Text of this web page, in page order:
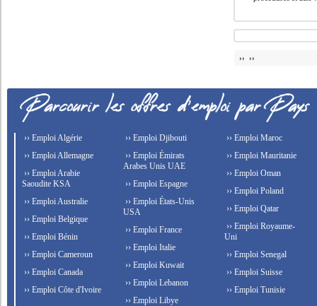
›› ››
›› Emploi Algérie
›› Emploi Allemagne
›› Emploi Arabie
Saoudite KSA
›› Emploi Australie
›› Emploi Belgique
›› Emploi Bénin
›› Emploi Cameroun
›› Emploi Canada
›› Emploi Côte d'Ivoire
›› Emploi Djibouti
›› Emploi Émirats
Arabes Unis UAE
›› Emploi Espagne
›› Emploi États-Unis
USA
›› Emploi France
›› Emploi Italie
›› Emploi Kuwait
›› Emploi Lebanon
›› Emploi Libye
›› Emploi Maroc
›› Emploi Mauritanie
›› Emploi Oman
›› Emploi Poland
›› Emploi Qatar
›› Emploi Royaume-
Uni
›› Emploi Senegal
›› Emploi Suisse
›› Emploi Tunisie